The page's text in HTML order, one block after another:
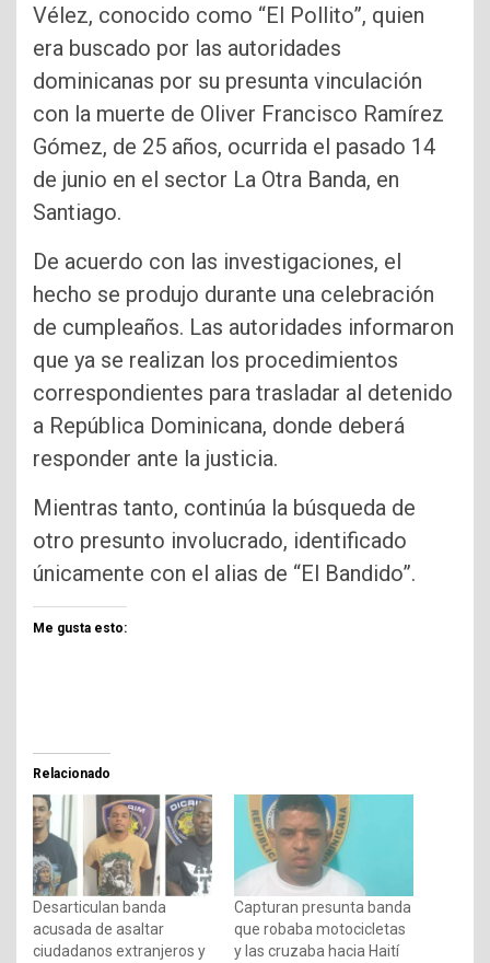
Vélez, conocido como “El Pollito”, quien
era buscado por las autoridades
dominicanas por su presunta vinculación
con la muerte de Oliver Francisco Ramírez
Gómez, de 25 años, ocurrida el pasado 14
de junio en el sector La Otra Banda, en
Santiago.
De acuerdo con las investigaciones, el
hecho se produjo durante una celebración
de cumpleaños. Las autoridades informaron
que ya se realizan los procedimientos
correspondientes para trasladar al detenido
a República Dominicana, donde deberá
responder ante la justicia.
Mientras tanto, continúa la búsqueda de
otro presunto involucrado, identificado
únicamente con el alias de “El Bandido”.
Me gusta esto:
Relacionado
Desarticulan banda
acusada de asaltar
ciudadanos extranjeros y
Capturan presunta banda
que robaba motocicletas
y las cruzaba hacia Haití